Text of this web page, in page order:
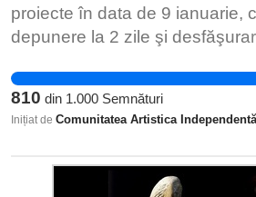
proiecte în data de 9 ianuarie,
depunere la 2 zile şi
admite pe site-ul oficial
proiect în 2 zile. Comunitatea
mobilizat duminică când a citit
primit un regulament de
810 din 1.000 Semnături
Inițiat de Comunitatea Artistica Independentă